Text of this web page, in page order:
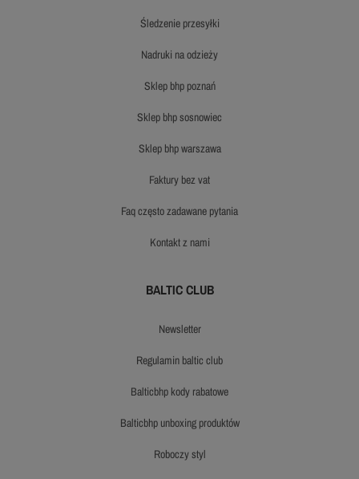
śledzenie przesyłki
nadruki na odzieży
sklep bhp poznań
sklep bhp sosnowiec
sklep bhp warszawa
faktury bez vat
faq często zadawane pytania
kontakt z nami
BALTIC CLUB
newsletter
regulamin baltic club
balticbhp kody rabatowe
balticbhp unboxing produktów
roboczy styl